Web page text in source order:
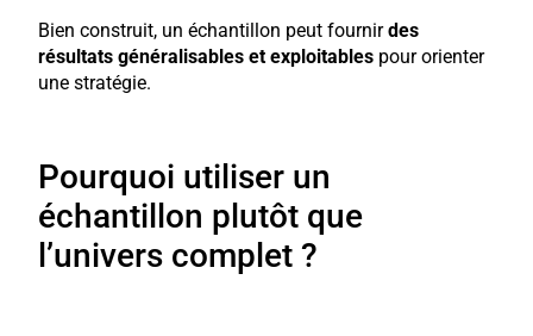
Bien construit, un échantillon peut fournirdes
résultats généralisables et exploitables pour orienter
une stratégie.
Pourquoi utiliser un
échantillon plutôt que
l’univers complet ?